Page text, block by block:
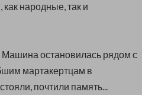
народные, так и
Машина остановилась рядом с
мартакертцам в
почтили память...